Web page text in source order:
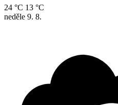
24 °C 13 °C
neděle 9. 8.